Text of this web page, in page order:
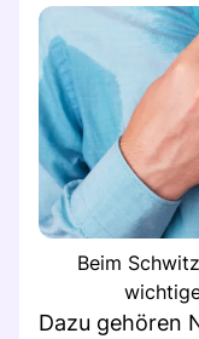
Beim
Dazu gehören